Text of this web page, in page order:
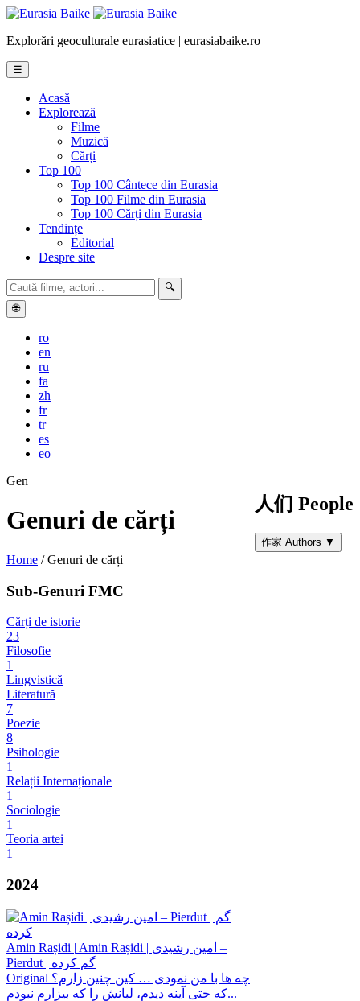
Explorări geoculturale eurasiatice | eurasiabaike.ro
☰
Acasă
Explorează
Filme
Muzică
Cărți
Top 100
Top 100 Cântece din Eurasia
Top 100 Filme din Eurasia
Top 100 Cărți din Eurasia
Tendințe
Editorial
Despre site
🔍
🌐
ro
en
ru
fa
zh
fr
tr
es
eo
Gen
Genuri de cărți
Home /Genuri de cărți
Sub-Genuri FMC
Cărți de istorie
23
Filosofie
1
Lingvistică
Literatură
7
Poezie
8
Psihologie
1
Relații Internaționale
1
Sociologie
1
Teoria artei
1
2024
Amin Rașidi | Amin Rașidi | امین رشیدی –
Pierdut | گم کرده
Original چه ها با من نمودی … کین چنین زارم؟
که حتی آینه دیدم، لبانش را که بیزارم نبودم...
人们 People
作家 Authors ▼